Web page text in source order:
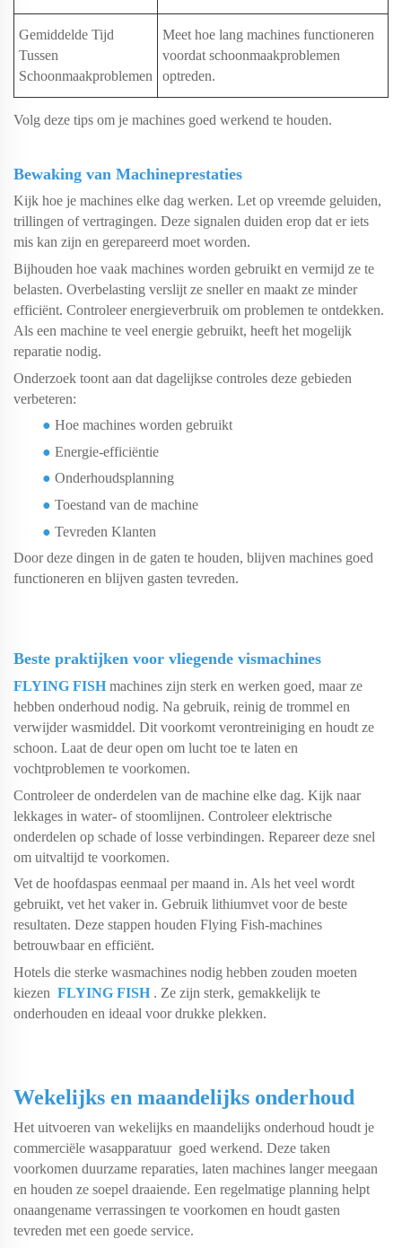
Gemiddelde Tijd
Tussen
Schoonmaakproblemen
Meet hoe lang machines functioneren
voordat schoonmaakproblemen
optreden.
Volg deze tips om je machines goed werkend te houden.
Bewaking van Machineprestaties
Kijk hoe je machines elke dag werken. Let op vreemde geluiden,
trillingen of vertragingen. Deze signalen duiden erop dat er iets
mis kan zijn en gerepareerd moet worden.
Bijhouden hoe vaak machines worden gebruikt en vermijd ze te
belasten. Overbelasting verslijt ze sneller en maakt ze minder
efficiënt. Controleer energieverbruik om problemen te ontdekken.
Als een machine te veel energie gebruikt, heeft het mogelijk
reparatie nodig.
Onderzoek toont aan dat dagelijkse controles deze gebieden
verbeteren:
● Hoe machines worden gebruikt
● Energie-efficiëntie
● Onderhoudsplanning
● Toestand van de machine
● Tevreden Klanten
Door deze dingen in de gaten te houden, blijven machines goed
functioneren en blijven gasten tevreden.
Beste praktijken voor vliegende vismachines
FLYING FISH machines zijn sterk en werken goed, maar ze
hebben onderhoud nodig. Na gebruik, reinig de trommel en
verwijder wasmiddel. Dit voorkomt verontreiniging en houdt ze
schoon. Laat de deur open om lucht toe te laten en
vochtproblemen te voorkomen.
Controleer de onderdelen van de machine elke dag. Kijk naar
lekkages in water- of stoomlijnen. Controleer elektrische
onderdelen op schade of losse verbindingen. Repareer deze snel
om uitvaltijd te voorkomen.
Vet de hoofdaspas eenmaal per maand in. Als het veel wordt
gebruikt, vet het vaker in. Gebruik lithiumvet voor de beste
resultaten. Deze stappen houden Flying Fish-machines
betrouwbaar en efficiënt.
Hotels die sterke wasmachines nodig hebben zouden moeten
kiezen FLYING FISH . Ze zijn sterk, gemakkelijk te
onderhouden en ideaal voor drukke plekken.
Wekelijks en maandelijks onderhoud
Het uitvoeren van wekelijks en maandelijks onderhoud houdt je
commerciële wasapparatuur goed werkend. Deze taken
voorkomen duurzame reparaties, laten machines langer meegaan
en houden ze soepel draaiende. Een regelmatige planning helpt
onaangename verrassingen te voorkomen en houdt gasten
tevreden met een goede service.